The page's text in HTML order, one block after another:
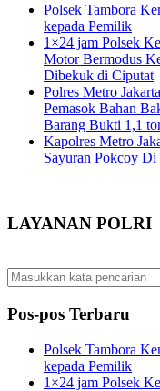
Polsek Tambora
kepada Pemilik
1×24 jam Polsek
Motor Bermodus
Dibekuk di Ciputat
Polres Metro
Pemasok Bahan
Barang Bukti 1,1
Kapolres Metro
Sayuran Pokcoy Di
LAYANAN POLRI
Pos-pos Terbaru
Polsek Tambora
kepada Pemilik
1×24 jam Polsek